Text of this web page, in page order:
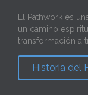
El Pathwork es
un camino
transformación a
Historia del